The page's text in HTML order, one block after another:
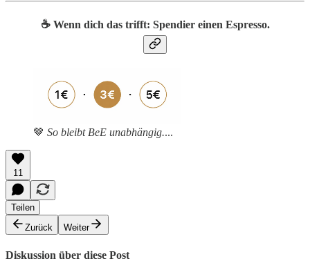
☕️ Wenn dich das trifft: Spendier einen Espresso.
🤎 So bleibt BeE unabhängig....
11
Teilen
Zurück
Weiter
Diskussion über diese Post